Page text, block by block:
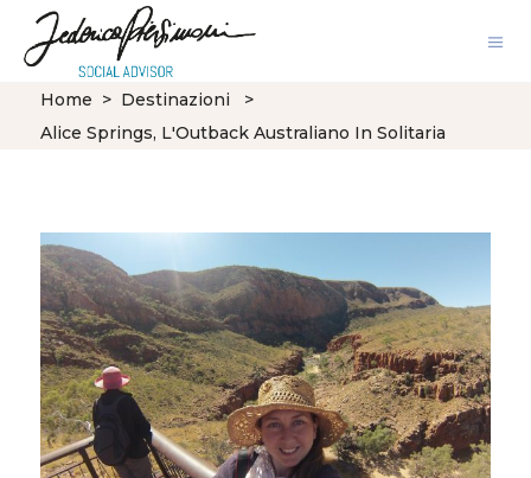
Home > Destinazioni
>
Alice Springs, L'Outback Australiano In Solitaria